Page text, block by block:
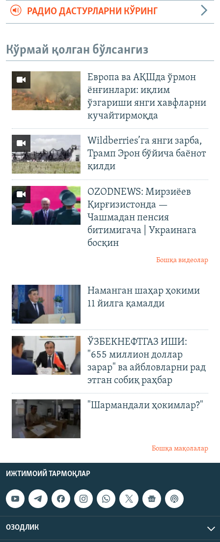
РАДИО ДАСТУРЛАРНИ КЎРИНГ
Кўрмай қолган бўлсангиз
Европа ва АҚШда ўрмон
ёнғинлари: иқлим
ўзгариши янги хавфларни
кучайтирмоқда
Wildberries’га янги зарба,
Трамп Эрон бўйича баёнот
қилди
OZODNEWS: Мирзиёев
Қирғизистонда —
Чашмадан пенсия
битимигача | Украинага
босқин
Бошқа видеолар
Наманган шаҳар ҳокими
11 йилга қамалди
ЎЗБЕКНЕФТГАЗ ИШИ:
"655 миллион доллар
зарар" ва айбловларни рад
этган собиқ раҳбар
"Шармандали ҳокимлар?"
Бошқа мақолалар
ИЖТИМОИЙ ТАРМОҚЛАР
ОЗОДЛИК